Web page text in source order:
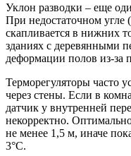
Уклон разводки – еще
При недостаточном угле
скапливается в нижних
зданиях с деревянными
деформации полов из-за
Терморегуляторы часто
через стены. Если в
датчик у внутренней
некорректно.
не менее 1,5 м, иначе
3°C.